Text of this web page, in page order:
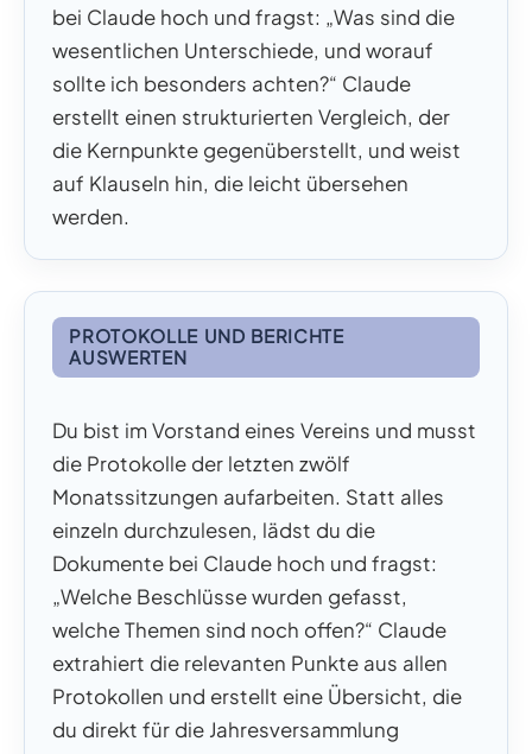
bei Claude hoch und fragst: „Was sind die
wesentlichen Unterschiede, und worauf
sollte ich besonders achten?“ Claude
erstellt einen strukturierten Vergleich, der
die Kernpunkte gegenüberstellt, und weist
auf Klauseln hin, die leicht übersehen
werden.
PROTOKOLLE UND BERICHTE
AUSWERTEN
Du bist im Vorstand eines Vereins und musst
die Protokolle der letzten zwölf
Monatssitzungen aufarbeiten. Statt alles
einzeln durchzulesen, lädst du die
Dokumente bei Claude hoch und fragst:
„Welche Beschlüsse wurden gefasst,
welche Themen sind noch offen?“ Claude
extrahiert die relevanten Punkte aus allen
Protokollen und erstellt eine Übersicht, die
du direkt für die Jahresversammlung